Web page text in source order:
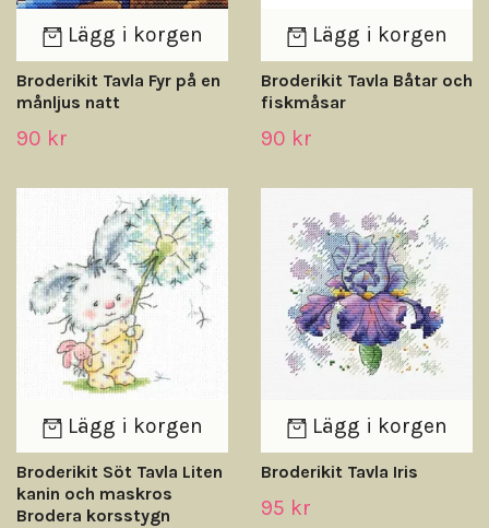
Lägg i korgen
Broderikit Tavla Fyr på en
månljus natt
90 kr
Lägg i korgen
Broderikit Tavla Båtar och
fiskmåsar
90 kr
Lägg i korgen
Broderikit Söt Tavla Liten
kanin och maskros
Brodera korsstygn
Lägg i korgen
Broderikit Tavla Iris
95 kr